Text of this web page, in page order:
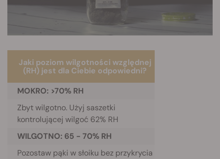
Jaki poziom wilgotności względnej
(RH) jest dla Ciebie odpowiedni?
MOKRO: >70% RH
Zbyt wilgotno. Użyj saszetki
kontrolującej wilgoć 62% RH
WILGOTNO: 65 - 70% RH
Pozostaw pąki w słoiku bez przykrycia